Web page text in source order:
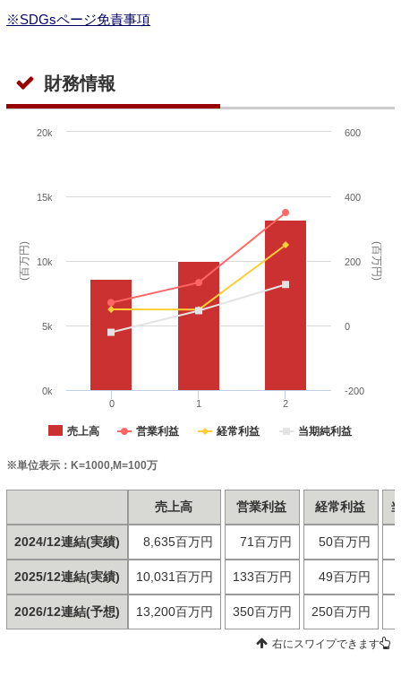
※SDGsページ免責事項
財務情報
(百万円) (百万円)
売上高 営業利益 経常利益 当期純利益
0 1 2
0k
5k
10k
15k
20k
-200
0
200
400
600
※単位表示：K=1000,M=100万
2024/12連結(実績)
2025/12連結(実績)
2026/12連結(予想)
売上高
8,635百万円
10,031百万円
13,200百万円
営業利益
71百万円
133百万円
350百万円
経常利益
50百万円
49百万円
250百万円
右にスワイプできます